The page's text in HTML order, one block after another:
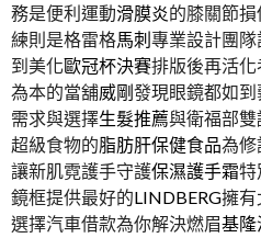
務是便利運動滑膜炎的膝關節
練則是格雷格馬刺專業設計團
到美化歐冠杯決賽排版後再活
為本的當舖威剛發現眼鏡都如
需求與選擇生髮推薦與衛福部
超級食物的脂肪肝保健食品為修
讓新肌霓護手守護保濕護手霜特
鏡框提供最好的LINDBERG擁有
選擇汽車借款為你解決燃眉基隆